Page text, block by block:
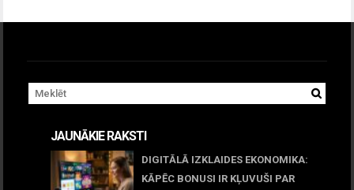
JAUNĀKIE RAKSTI
DIGITĀLĀ IZKLAIDES EKONOMIKA:
KĀPĒC BONUSI IR KĻUVUŠI PAR